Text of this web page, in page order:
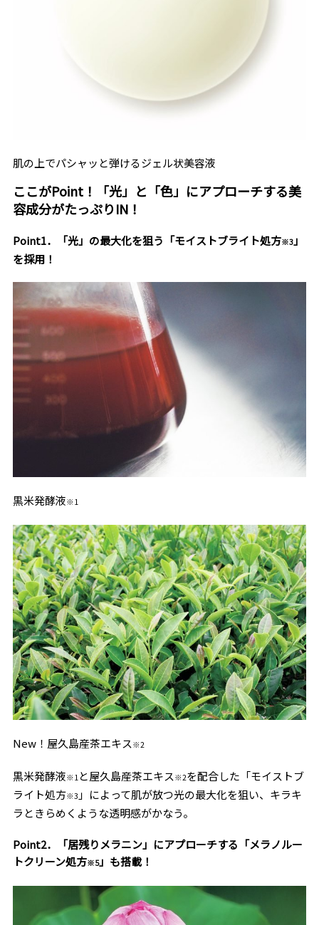
肌の上でパシャッと弾けるジェル状美容液
ここがPoint！「光」と「色」にアプローチする美
容成分がたっぷりIN！
Point1．「光」の最大化を狙う「モイストブライト処方※3」
を採用！
黒米発酵液※1
New！屋久島産茶エキス ※2
黒米発酵液※1 と屋久島産茶エキス ※2を配合した「モイストブ
ライト処方※3 」によって肌が放つ光の最大化を狙い、キラキ
ラときらめくような透明感がかなう。
Point2．「居残りメラニン」にアプローチする「メラノルー
トクリーン処方※5」も搭載！